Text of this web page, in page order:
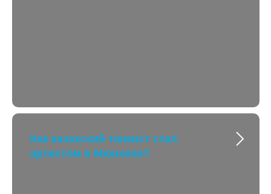
Как казахский танкист стал
артистом в Мюнхене?